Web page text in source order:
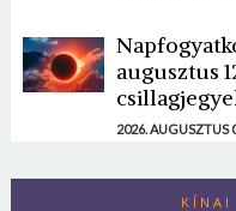
augusztus
2026. AUGUSZTUS
KÍNAI